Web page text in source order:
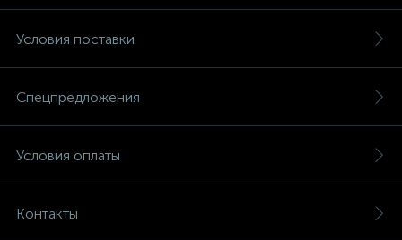
Условия поставки
Спецпредложения
Условия оплаты
Контакты